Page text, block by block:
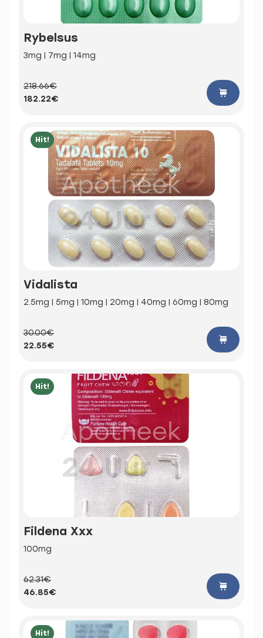
Rybelsus
3mg | 7mg | 14mg
218.66€
182.22€
Hit!
Vidalista
2.5mg | 5mg | 10mg | 20mg | 40mg | 60mg | 80mg
30.00€
22.55€
Hit!
Fildena Xxx
100mg
62.31€
46.85€
Hit!